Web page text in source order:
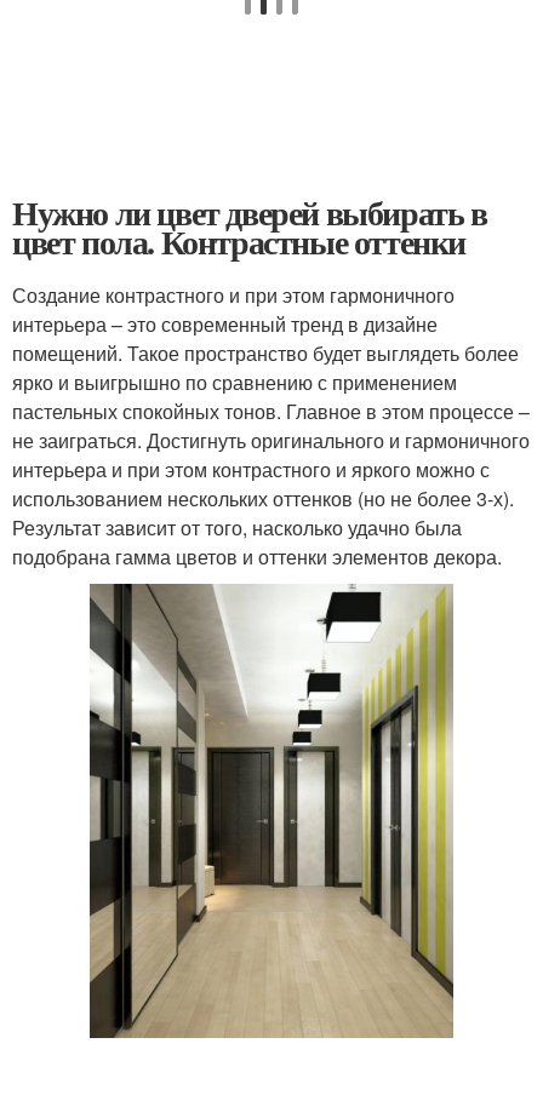
Нужно ли цвет дверей выбирать в
цвет пола. Контрастные оттенки
Создание контрастного и при этом гармоничного
интерьера – это современный тренд в дизайне
помещений. Такое пространство будет выглядеть более
ярко и выигрышно по сравнению с применением
пастельных спокойных тонов. Главное в этом процессе –
не заиграться. Достигнуть оригинального и гармоничного
интерьера и при этом контрастного и яркого можно с
использованием нескольких оттенков (но не более 3-х).
Результат зависит от того, насколько удачно была
подобрана гамма цветов и оттенки элементов декора.